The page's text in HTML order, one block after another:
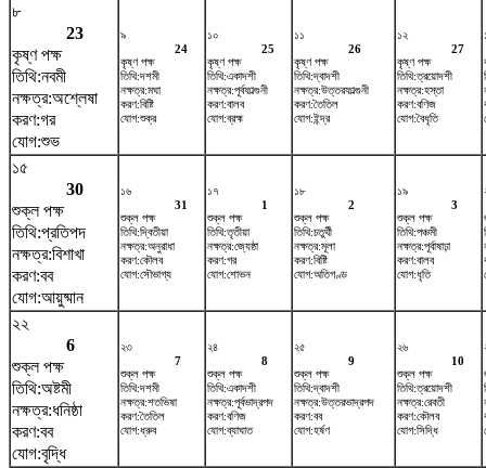
৮
23
কৃষ্ণ পক্ষ
তিথি:নবমী
নক্ষত্র:অশ্লেষা
করণ:গর
যোগ:শুভ
৯
24
কৃষ্ণ পক্ষ
তিথি:দশমী
নক্ষত্র:মঘা
করণ:বিষ্টি
যোগ:শুক্র
১০
25
কৃষ্ণ পক্ষ
তিথি:একাদশী
নক্ষত্র:পূর্বফাল্গুনী
করণ:বালব
যোগ:ব্রহ্ম
১১
26
কৃষ্ণ পক্ষ
তিথি:দ্বাদশী
নক্ষত্র:উত্তরফাল্গুনী
করণ:তৈতিল
যোগ:ইন্দ্র
১২
27
কৃষ্ণ পক্ষ
তিথি:ত্রয়োদশী
নক্ষত্র:হস্তা
করণ:বণিজ
যোগ:বৈধৃতি
১৫
30
শুক্ল পক্ষ
তিথি:প্রতিপদ
নক্ষত্র:বিশাখা
করণ:বব
যোগ:আয়ুষ্মান
১৬
31
শুক্ল পক্ষ
তিথি:দ্বিতীয়া
নক্ষত্র:অনুরাধা
করণ:কৌলব
যোগ:সৌভাগ্য
১৭
1
শুক্ল পক্ষ
তিথি:তৃতীয়া
নক্ষত্র:জ্যেষ্ঠা
করণ:গর
যোগ:শোভন
১৮
2
শুক্ল পক্ষ
তিথি:চতুর্থী
নক্ষত্র:মূলা
করণ:বিষ্টি
যোগ:অতিগণ্ড
১৯
3
শুক্ল পক্ষ
তিথি:পঞ্চমী
নক্ষত্র:পূর্বাষাঢ়া
করণ:বালব
যোগ:ধৃতি
২২
6
শুক্ল পক্ষ
তিথি:অষ্টমী
নক্ষত্র:ধনিষ্ঠা
করণ:বব
যোগ:বৃদ্ধি
২৩
7
শুক্ল পক্ষ
তিথি:দশমী
নক্ষত্র:শতভিষ‌া
করণ:তৈতিল
যোগ:ধ্রুব
২৪
8
শুক্ল পক্ষ
তিথি:একাদশী
নক্ষত্র:পূর্বভাদ্রপদ
করণ:বণিজ
যোগ:ব্যাঘাত
২৫
9
শুক্ল পক্ষ
তিথি:দ্বাদশী
নক্ষত্র:উত্তরভাদ্রপদ
করণ:বব
যোগ:হর্ষণ
২৬
10
শুক্ল পক্ষ
তিথি:ত্রয়োদশী
নক্ষত্র:রেবতী
করণ:কৌলব
যোগ:সিদ্ধি